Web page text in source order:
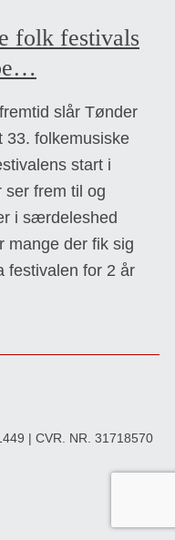
folk festivals
slår Tønder
33. folkemusiske
start i
ser frem til og
i særdeleshed
mange der fik sig
festivalen for 2 år
| CVR. NR. 31718570